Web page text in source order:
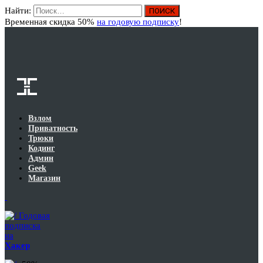
Найти:
Временная скидка 50% на годовую подписку!
Взлом
Приватность
Трюки
Кодинг
Админ
Geek
Магазин
Годовая
подписка
на
Хакер